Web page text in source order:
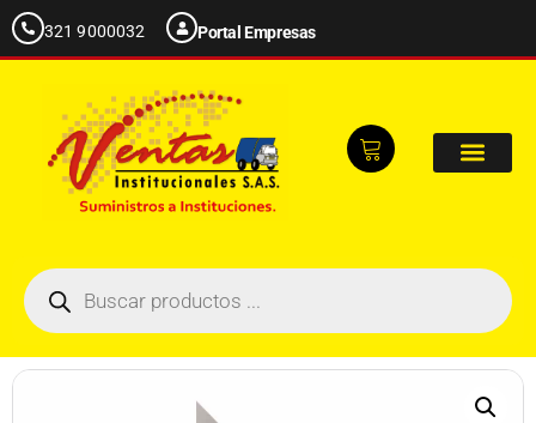
321 9000032 Portal Empresas